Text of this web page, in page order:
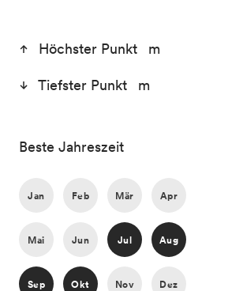
Höchster Punkt m
Tiefster Punkt m
Beste Jahreszeit
Jan Feb Mär Apr
Mai Jun Jul Aug
Sep Okt Nov Dez